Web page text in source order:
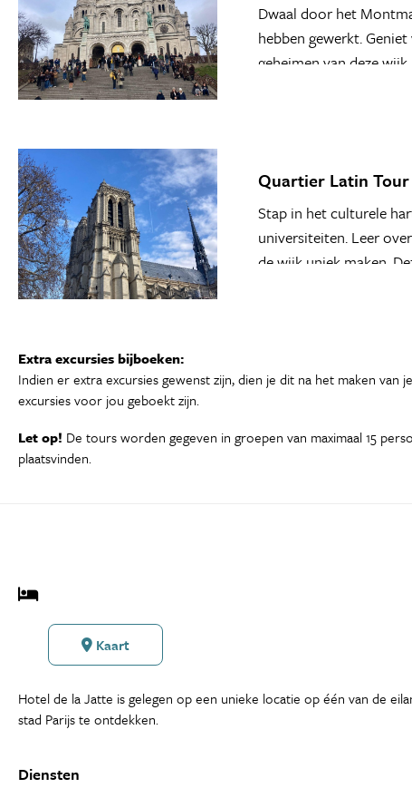
Dwaal door het
hebben gewerkt.
geheimen van deze
Quartier Latin Tour
Stap in het culturele
universiteiten. Leer
de wijk uniek maken.
Extra excursies bijboeken:
Indien er extra excursies gewenst zijn, dien je dit na het maken van
excursies voor jou geboekt zijn.
Let op! De tours worden gegeven in groepen van maximaal 15
plaatsvinden.
Kaart
Hotel de la Jatte is gelegen op een unieke locatie op één van de
stad Parijs te ontdekken.
Diensten